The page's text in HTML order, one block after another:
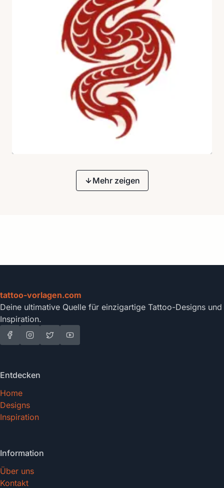
Mehr zeigen
tattoo-vorlagen.com
Deine ultimative Quelle für einzigartige Tattoo-Designs und
Inspiration.
Entdecken
Home
Designs
Inspiration
Information
Über uns
Kontakt